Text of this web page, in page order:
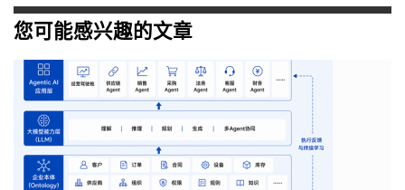
您可能感兴趣的文章